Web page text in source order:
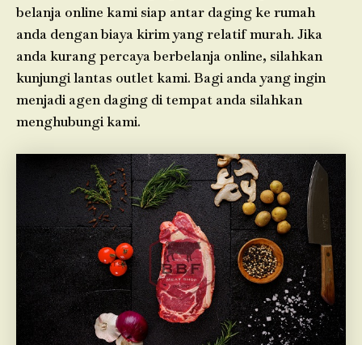
belanja online kami siap antar daging ke rumah
anda dengan biaya kirim yang relatif murah. Jika
anda kurang percaya berbelanja online, silahkan
kunjungi lantas outlet kami. Bagi anda yang ingin
menjadi agen daging di tempat anda silahkan
menghubungi kami.